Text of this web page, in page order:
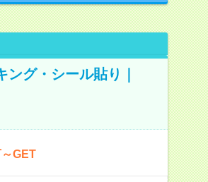
グ・シール貼り｜
GET